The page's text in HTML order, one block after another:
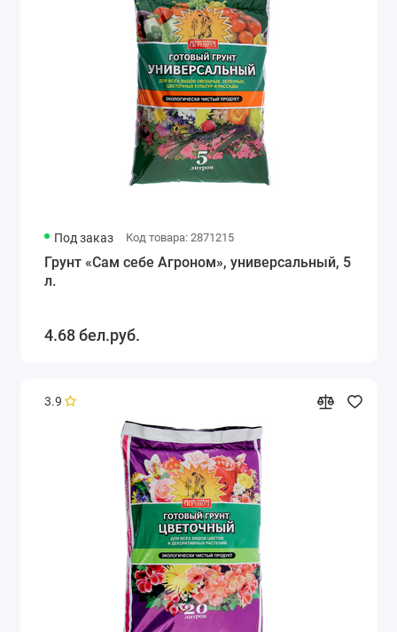
Под заказ Код товара: 2871215
Грунт «Сам себе Агроном», универсальный, 5
л.
4.68 бел.руб.
3.9